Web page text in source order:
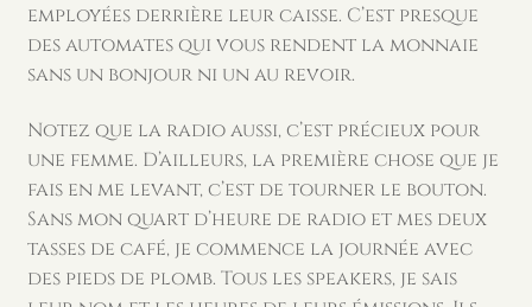
employées derrière leur caisse. C’est presque
des automates qui vous rendent la monnaie
sans un bonjour ni un au revoir.
Notez que la radio aussi, c’est précieux pour
une femme. D’ailleurs, la première chose que je
fais en me levant, c’est de tourner le bouton.
Sans mon quart d’heure de radio et mes deux
tasses de café, je commence la journée avec
des pieds de plomb. Tous les speakers, je sais